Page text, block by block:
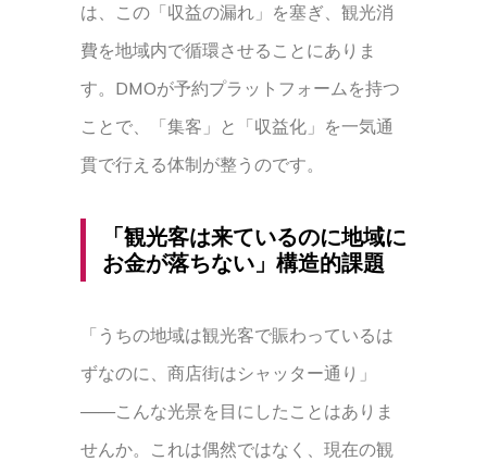
は、この「収益の漏れ」を塞ぎ、観光消
費を地域内で循環させることにありま
す。DMOが予約プラットフォームを持つ
ことで、「集客」と「収益化」を一気通
貫で行える体制が整うのです。
「観光客は来ているのに地域に
お金が落ちない」構造的課題
「うちの地域は観光客で賑わっているは
ずなのに、商店街はシャッター通り」
——こんな光景を目にしたことはありま
せんか。これは偶然ではなく、現在の観